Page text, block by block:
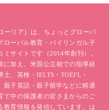
ーリア］は、ちょっとグローバ
ローバル教育・バイリンガル子
サイトです（2014年創刊）。
に加え、米国公立校での指導経
、英検・IELTS・TOEFL・
親子英語・親子留学などに精通
て中の保護者の皆さまからのご
教育情報を発信しています。は